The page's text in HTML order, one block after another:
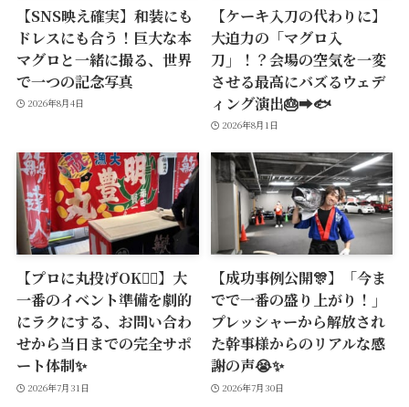
【SNS映え確実】和装にも
ドレスにも合う！巨大な本
マグロと一緒に撮る、世界
で一つの記念写真
2026年8月4日
【ケーキ入刀の代わりに】
大迫力の「マグロ入
刀」！？会場の空気を一変
させる最高にバズるウェデ
ィング演出🎂➡️🐟
2026年8月1日
【プロに丸投げOK🙆‍♂️】大
一番のイベント準備を劇的
にラクにする、お問い合わ
せから当日までの完全サポ
ート体制✨
2026年7月31日
【成功事例公開🎊】「今ま
でで一番の盛り上がり！」
プレッシャーから解放され
た幹事様からのリアルな感
謝の声😭✨
2026年7月30日